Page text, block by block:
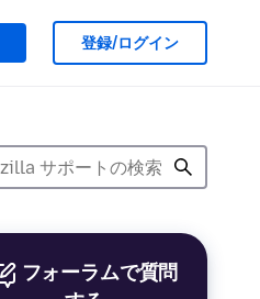
登録/ログイン
フォーラムで質問